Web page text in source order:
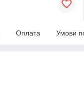
Оплата Умови